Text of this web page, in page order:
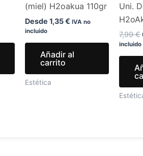
pueden
elegir
la
de
producto
(miel) H2oakua 110gr
Desde 1,35€ IVA no
incluido
Añadir al
carrito
Estética
Uni.
7,99€
incluido